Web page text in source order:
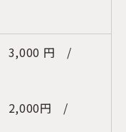
3,000 円 /
2,000円 /